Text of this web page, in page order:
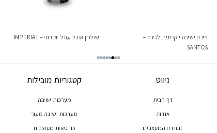
פינת ישיבה יוקרתית לגינה –
SANTOS
שולחן אוכל עגול יוקרתי – IMPERIAL
ניווט
דף הבית
אודות
נבחרת המעצבים
קטגוריות מובילות
מערכות ישיבה
מערכות ישיבה מעור
כורסאות מעוצבות